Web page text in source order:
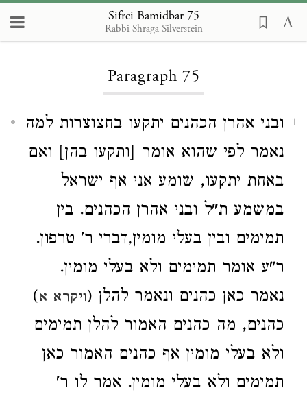
Sifrei Bamidbar 75
Rabbi Shraga Silverstein
Loading...
Paragraph 75
1
ובני אהרן הכהנים יתקעו בחצוצרות למה
נאמר לפי שהוא אומר [ותקעו בהן] ואם
באחת יתקעו, שומע אני אף ישראל
במשמע ת"ל ובני אהרן הכהנים. בין
תמימים ובין בעלי מומין,דברי ר' טרפון.
ר"ע אומר תמימים ולא בעלי מומין.
נאמר כאן כהנים ונאמר להלן (ויקרא א)
כהנים, מה כהנים האמור להלן תמימים
ולא בעלי מומין אף כהנים האמור כאן
תמימים ולא בעלי מומין. אמר לו ר'